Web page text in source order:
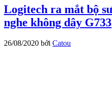
Logitech ra mắt bộ
nghe không dây G733
26/08/2020 bởi Catou